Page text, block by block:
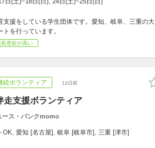
援をしている学生団体です。愛知、岐阜、三重の大
を行っています。
長意欲が高い
続ボランティア 12日前
走支援ボランティア
ース・バンクmomo
OK, 愛知 [名古屋], 岐阜 [岐阜市], 三重 [津市]